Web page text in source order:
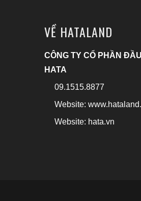
VỀ HATALAND
CÔNG TY CỔ PHẦN
HATA
09.1515.8877
Website:
Website: hata.vn